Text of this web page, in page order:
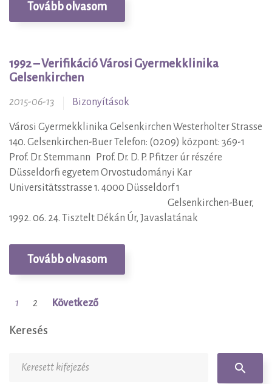
Tovább olvasom
1992 – Verifikáció Városi Gyermekklinika
Gelsenkirchen
2015-06-13 Bizonyítások
Városi Gyermekklinika Gelsenkirchen Westerholter Strasse
140. Gelsenkirchen-Buer Telefon: (0209) központ: 369-1
Prof. Dr. Stemmann Prof. Dr. D. P. Pfitzer úr részére
Düsseldorfi egyetem Orvostudományi Kar
Universitätsstrasse 1. 4000 Düsseldorf 1
Gelsenkirchen-Buer,
1992. 06. 24. Tisztelt Dékán Úr, Javaslatának
Tovább olvasom
Bejegyzések
lapozása
1 2 Következő
Keresés
search